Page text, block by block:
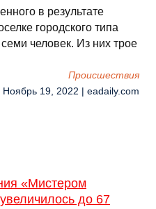
в результате
городского типа
человек. Из них трое
Происшествия
Ноябрь 19, 2022 | eadaily.com
«Мистером
до 67